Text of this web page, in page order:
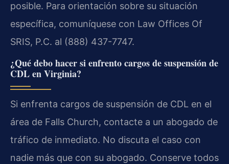
posible. Para orientación sobre su situación
específica, comuníquese con Law Offices Of
SRIS, P.C. al (888) 437-7747.
¿Qué debo hacer si enfrento cargos de suspensión de
CDL en Virginia?
Si enfrenta cargos de suspensión de CDL en el
área de Falls Church, contacte a un abogado de
tráfico de inmediato. No discuta el caso con
nadie más que con su abogado. Conserve todos